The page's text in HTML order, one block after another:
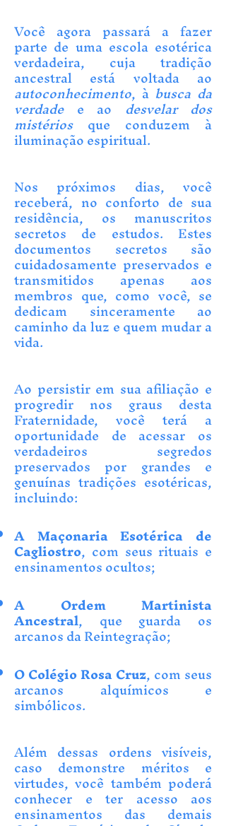
Você agora passará a fazer
parte de uma escola esotérica
verdadeira, cuja tradição
ancestral está voltada ao
autoconhecimento, à busca da
verdadee ao desvelar dos
mistériosque conduzem à
iluminação espiritual.
Nos próximos dias, você
receberá, no conforto de sua
residência, os manuscritos
secretos de estudos. Estes
documentos secretos são
cuidadosamente preservados e
transmitidos apenas aos
membros que, como você, se
dedicam sinceramente ao
caminho da luz e quem mudar a
vida.
Ao persistir em sua afiliação e
progredir nos graus desta
Fraternidade, você terá a
oportunidade de acessar os
verdadeiros segredos
preservados por grandes e
genuínas tradições esotéricas,
incluindo:
A Maçonaria Esotérica de
Cagliostro, com seus rituais e
ensinamentos ocultos;
A Ordem Martinista
Ancestral, que guarda os
arcanos da Reintegração;
O Colégio Rosa Cruz, com seus
arcanos alquímicos e
simbólicos.
Além dessas ordens visíveis,
caso demonstre méritos e
virtudes, você também poderá
conhecer e ter acesso aos
ensinamentos das demais